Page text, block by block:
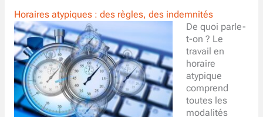
Horaires atypiques : des règles, des indemnités
De quoi parle-
t-on ? Le
travail en
horaire
atypique
comprend
toutes les
modalités